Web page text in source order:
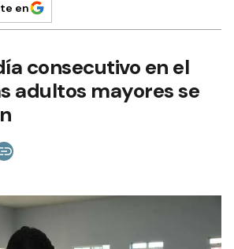
en
consecutivo en el
adultos mayores se